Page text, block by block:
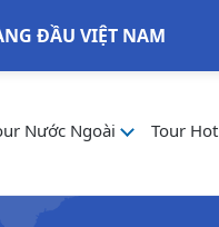
ĐẦU VIỆT NAM
Nước Ngoài Tour